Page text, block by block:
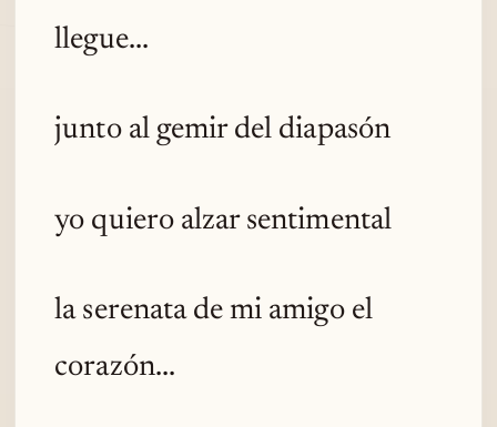
llegue...
junto al gemir del diapasón
yo quiero alzar sentimental
la serenata de mi amigo el
corazón...